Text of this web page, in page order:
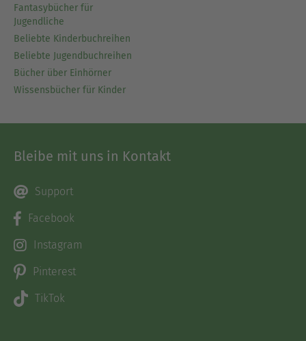
Fantasybücher für
Jugendliche
Beliebte Kinderbuchreihen
Beliebte Jugendbuchreihen
Bücher über Einhörner
Wissensbücher für Kinder
Bleibe mit uns in Kontakt
Support
Facebook
Instagram
Pinterest
TikTok